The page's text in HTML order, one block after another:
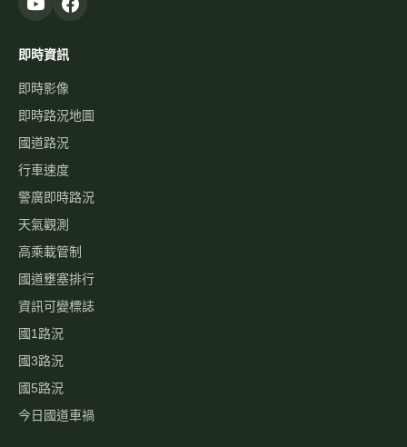
即時資訊
即時影像
即時路況地圖
國道路況
行車速度
警廣即時路況
天氣觀測
高乘載管制
國道壅塞排行
資訊可變標誌
國1路況
國3路況
國5路況
今日國道車禍